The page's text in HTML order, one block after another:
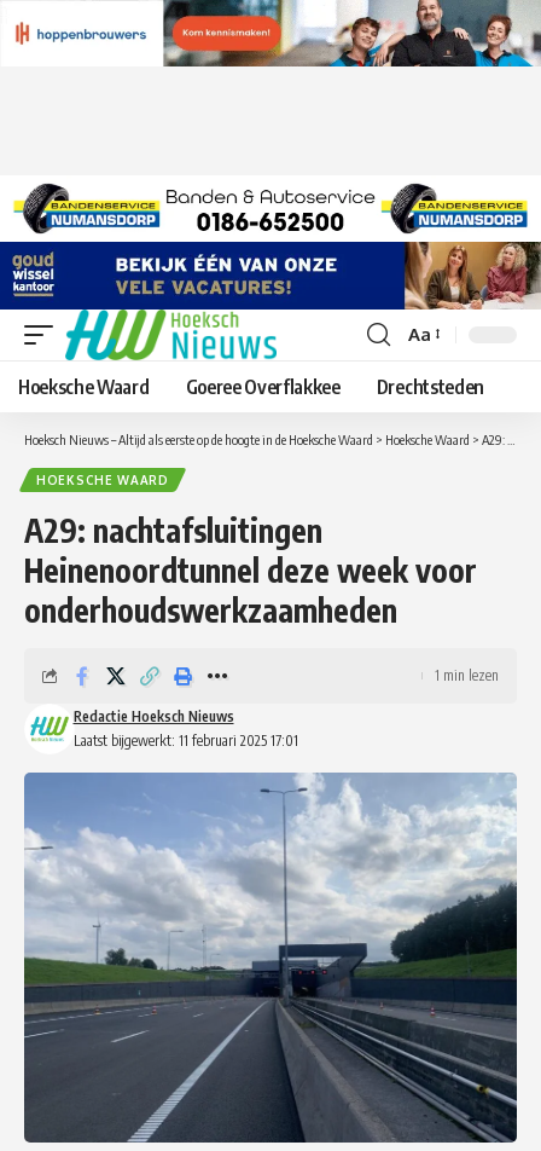
Lettergrootte
aanpassen
Aa
Hoeksche Waard Goeree Overflakkee Drechtsteden
Hoeksch Nieuws – Altijd als eerste op de hoogte in de Hoeksche Waard > Hoeksche Waard > A29: nachtafsluitingen Heinenoordtunnel deze week voor onderhoudswerkzaamheden
HOEKSCHE WAARD
A29: nachtafsluitingen
Heinenoordtunnel deze week voor
onderhoudswerkzaamheden
Laatst bijgewerkt: 11 februari 2025 17:01
Redactie Hoeksch Nieuws
1 min lezen